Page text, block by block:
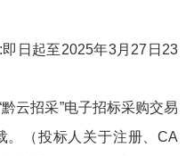
即日起至2025年3月27日23
云招采”电子招标采购交易
。（投标人关于注册、CA